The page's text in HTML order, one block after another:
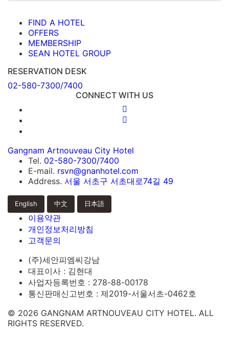
Gangnam Artnouveau City Hotel
Tel. 02-580-7300/7400
E-mail. rsvn@gnanhotel.com
Address. 서울 서초구 서초대로74길 49
English 中文 日本語
이용약관
개인정보처리방침
고객문의
(주)세안피엠씨강남
대표이사 : 김현대
사업자등록번호 : 278-88-00178
통신판매신고번호 : 제2019-서울서초-0462호
© 2026 GANGNAM ARTNOUVEAU CITY HOTEL. ALL
RIGHTS RESERVED.
FIND A HOTEL
OFFERS
MEMBERSHIP
SEAN HOTEL GROUP
RESERVATION DESK
02-580-7300/7400
CONNECT WITH US